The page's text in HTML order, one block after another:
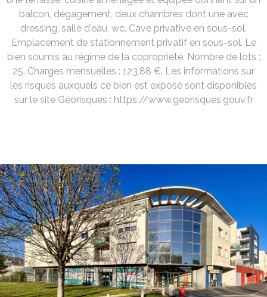
balcon, dégagement, deux chambres dont une avec
dressing, salle d'eau, wc. Cave privative en sous-sol.
Emplacement de stationnement privatif en sous-sol. Le
bien soumis au régime de la copropriété. Nombre de lots :
25. Charges mensuelles : 123,88 €. Les informations sur
les risques auxquels ce bien est exposé sont disponibles
sur le site Géorisques : https://www.georisques.gouv.fr